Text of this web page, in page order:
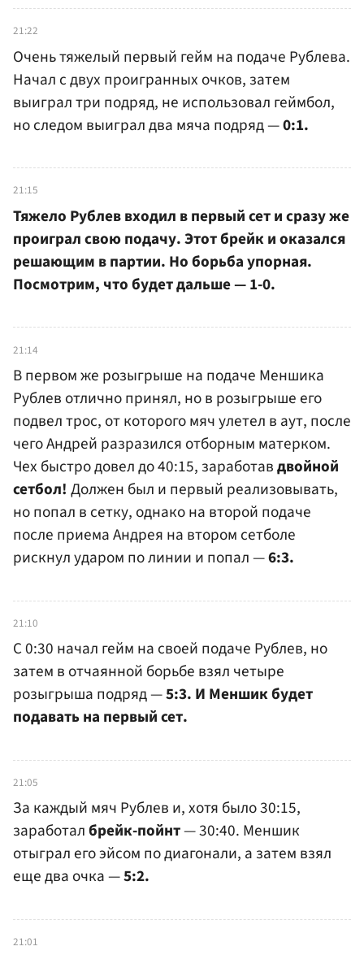
21:22
Очень тяжелый первый гейм на подаче Рублева.
Начал с двух проигранных очков, затем
выиграл три подряд, не использовал геймбол,
но следом выиграл два мяча подряд —0:1.
21:15
Тяжело Рублев входил в первый сет и сразу же
проиграл свою подачу. Этот брейк и оказался
решающим в партии. Но борьба упорная.
Посмотрим, что будет дальше — 1-0.
21:14
В первом же розыгрыше на подаче Меншика
Рублев отлично принял, но в розыгрыше его
подвел трос, от которого мяч улетел в аут, после
чего Андрей разразился отборным матерком.
Чех быстро довел до 40:15, заработавдвойной
сетбол! Должен был и первый реализовывать,
но попал в сетку, однако на второй подаче
после приема Андрея на втором сетболе
рискнул ударом по линии и попал —6:3.
21:10
С 0:30 начал гейм на своей подаче Рублев, но
затем в отчаянной борьбе взял четыре
розыгрыша подряд —5:3. И Меншик будет
подавать на первый сет.
21:05
За каждый мяч Рублев и, хотя было 30:15,
заработалбрейк-пойнт— 30:40. Меншик
отыграл его эйсом по диагонали, а затем взял
еще два очка —5:2.
21:01